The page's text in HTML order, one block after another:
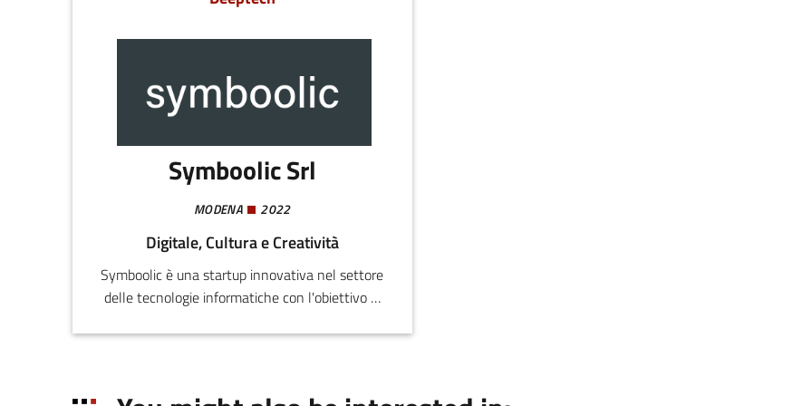
analisi, eliminando le complessità delle attuali
Symboolic Srl
MODENA 2022
Digitale, Cultura e Creatività
Symboolic è una startup innovativa nel settore
delle tecnologie informatiche con l'obiettivo di
l'adeguamento competitivo delle aziende nel